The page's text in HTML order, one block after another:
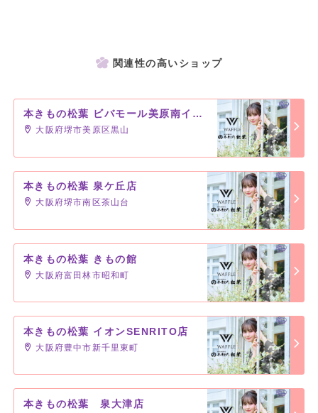
関連性の高いショップ
本きもの松葉 ビバモール美原南インター店
大阪府堺市美原区黒山
本きもの松葉 泉ケ丘店
大阪府堺市南区茶山台
本きもの松葉 きもの館
大阪府富田林市昭和町
本きもの松葉 イオンSENRITO店
大阪府豊中市新千里東町
本きもの松葉 泉大津店